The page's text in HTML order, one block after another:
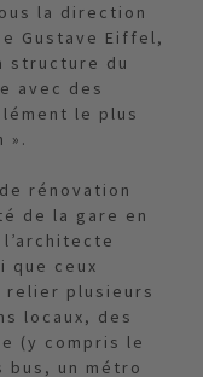
la direction
Gustave Eiffel,
structure du
avec des
le plus
».
rénovation
de la gare en
que ceux
relier plusieurs
locaux, des
(y compris le
bus, un métro